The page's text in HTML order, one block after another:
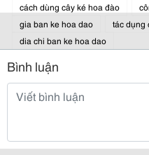
cách dùng cây ké hoa đào
gia ban ke hoa dao
tác dụng
dia chi ban ke hoa dao
Bình luận